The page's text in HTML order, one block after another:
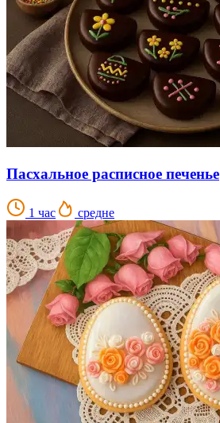
Пасхальное расписное печенье
1 час средне